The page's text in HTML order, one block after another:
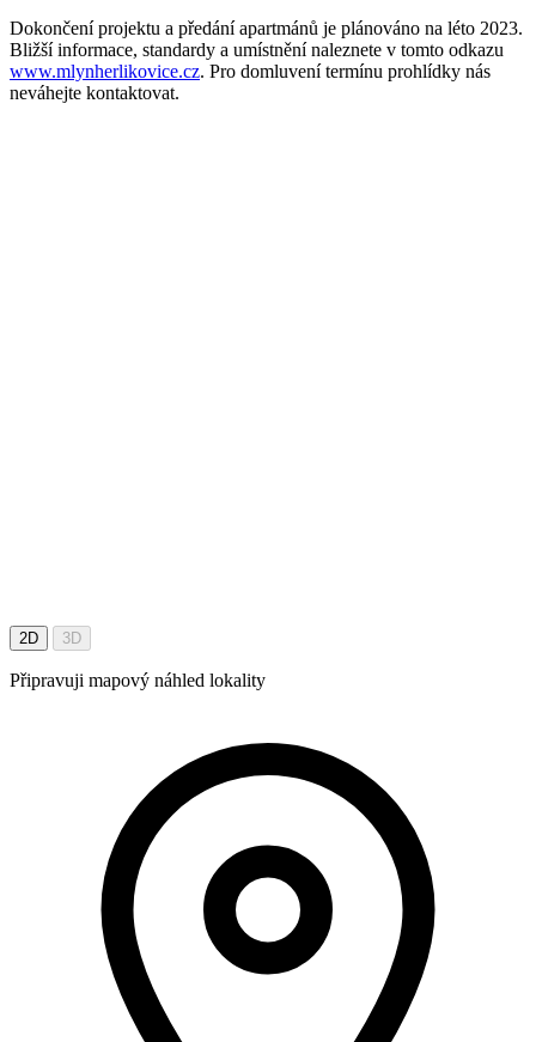
Dokončení projektu a předání apartmánů je plánováno na léto 2023.
Bližší informace, standardy a umístnění naleznete v tomto odkazu
www.mlynherlikovice.cz. Pro domluvení termínu prohlídky nás
neváhejte kontaktovat.
2D 3D
Připravuji mapový náhled lokality